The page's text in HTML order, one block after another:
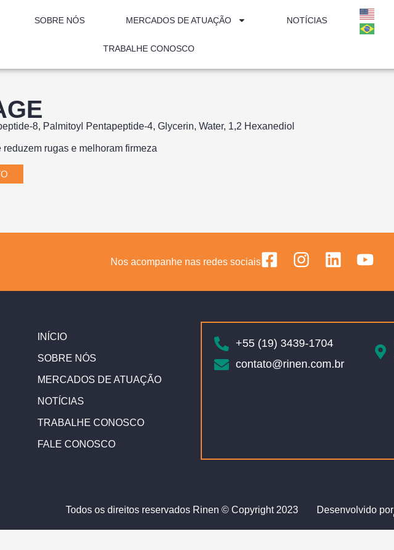
SOBRE NÓS MERCADOS DE ATUAÇÃO NOTÍCIAS
TRABALHE CONOSCO
8, Palmitoyl Pentapeptide-4, Glycerin, Water, 1,2 Hexanediol
rugas e melhoram firmeza
Nos acompanhe nas redes sociais
INÍCIO
SOBRE NÓS
MERCADOS DE ATUAÇÃO
NOTÍCIAS
TRABALHE CONOSCO
FALE CONOSCO
+55 (19) 3439-1704
contato@rinen.com.br
Todos os direitos reservados Rinen © Copyright 2023 Desenvolvido por